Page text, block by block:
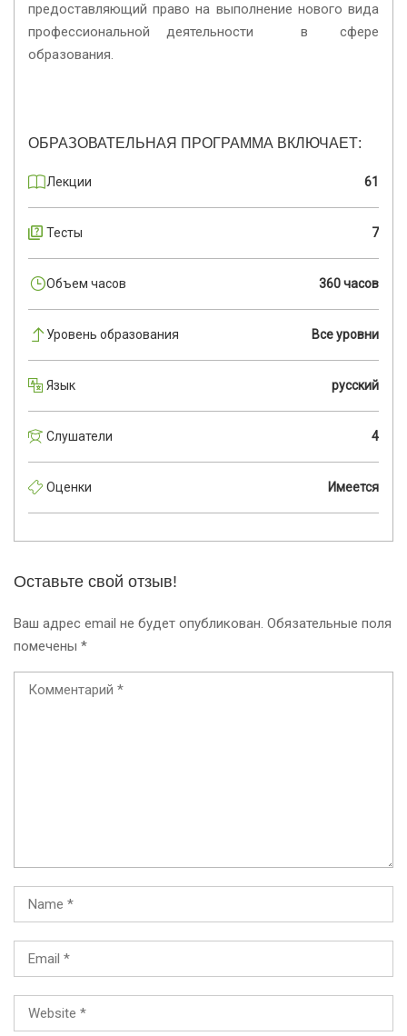
предоставляющий право на выполнение нового вида
профессиональной деятельности в сфере
образования.
ОБРАЗОВАТЕЛЬНАЯ ПРОГРАММА ВКЛЮЧАЕТ:
Лекции 61
Тесты 7
Объем часов 360 часов
Уровень образования Все уровни
Язык русский
Слушатели 4
Оценки Имеется
Оставьте свой отзыв!
Ваш адрес email не будет опубликован. Обязательные поля
помечены *